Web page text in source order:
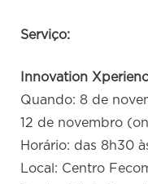
Serviço:
Innovation
Quando: 8 de
12 de novembro
Horário: das 8h30
Local: Centro